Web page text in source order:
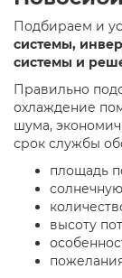
Подбираем и
системы,
системы и
Правильно
охлаждение
шума,
срок службы
площадь
высоту